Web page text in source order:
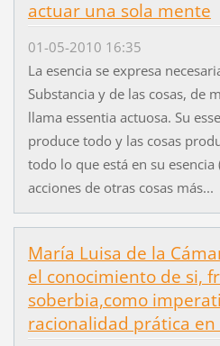
actuar una sola mente
01-05-2010 16:35
La esencia se expresa
Substancia y de las cosas, de
llama essentia actuosa. Su
produce todo y las cosas
todo lo que está en su
acciones de otras cosas más...
María Luisa de la
el conocimiento de si,
soberbia,como
racionalidad prática en